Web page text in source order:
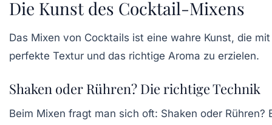
Die Kunst des Cocktail-Mixens
Das Mixen von Cocktails ist eine wahre Kunst, die
perfekte Textur und das richtige Aroma zu erzielen.
Shaken oder Rühren? Die richtige Technik
Beim Mixen fragt man sich oft: Shaken oder Rühren?